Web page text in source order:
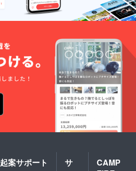
起案サポート
サ
CAMP